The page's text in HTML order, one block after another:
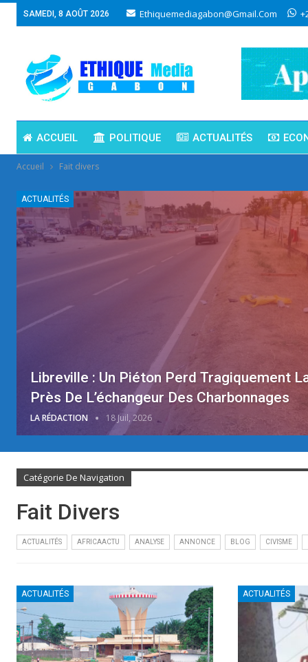
SAMEDI, 8 AOÛT 2026 Ethiquemediagabon@gmail.com
ACCUEIL POLITIQUE ACTUALITÉS
Accueil Fait divers
ACTUALITÉS
Libreville : Un Piéton Perd Tragiquement
Près De L’échangeur Des Charbonnages
LA RÉDACTION 18 Juil, 2026
Catégorie De Navigation
Fait Divers
ACTUALITÉS AFRICAACTU ANALYSE ANNONCE BLOG CIVISME
ACTUALITÉS ACTUALITÉS